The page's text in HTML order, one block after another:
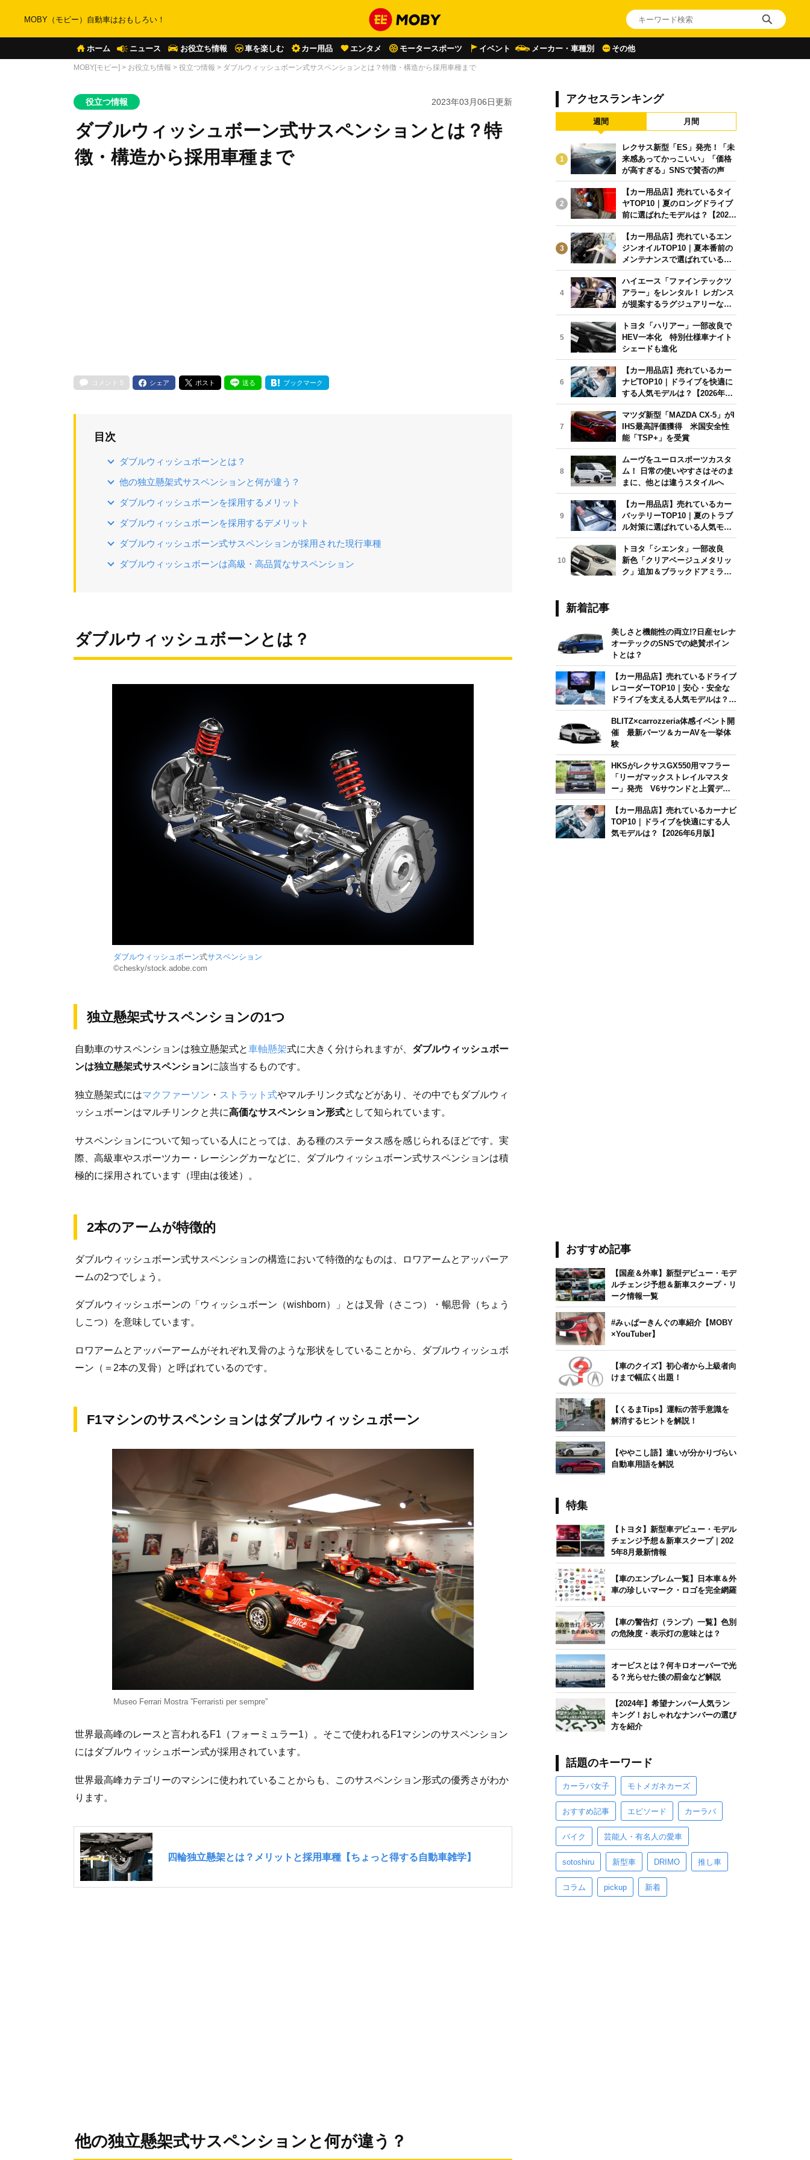
MOBY（モビー）自動車はおもしろい！
ホーム ニュース お役立ち情報 車を楽しむ カー用品 エンタメ モータースポーツ イベント メーカー・車種別 その他
MOBY[モビー] > お役立ち情報 > 役立つ情報 > ダブルウィッシュボーン式サスペンションとは？特徴・構造から採用車種まで
役立つ情報 2023年03月06日更新
ダブルウィッシュボーン式サスペンションとは？特
徴・構造から採用車種まで
コメント 5 シェア ポスト 送る ブックマーク
目次
ダブルウィッシュボーンとは？
他の独立懸架式サスペンションと何が違う？
ダブルウィッシュボーンを採用するメリット
ダブルウィッシュボーンを採用するデメリット
ダブルウィッシュボーン式サスペンションが採用された現行車種
ダブルウィッシュボーンは高級・高品質なサスペンション
ダブルウィッシュボーンとは？
ダブルウィッシュボーン式サスペンション
©chesky/stock.adobe.com
独立懸架式サスペンションの1つ
自動車のサスペンションは独立懸架式と車軸懸架式に大きく分けられますが、 ダブルウィッシュボー
ンは独立懸架式サスペンションに該当するものです。
独立懸架式にはマクファーソン ・ ストラット式やマルチリンク式などがあり、その中でもダブルウィ
ッシュボーンはマルチリンクと共に高価なサスペンション形式として知られています。
サスペンションについて知っている人にとっては、ある種のステータス感を感じられるほどです。実
際、高級車やスポーツカー・レーシングカーなどに、ダブルウィッシュボーン式サスペンションは積
極的に採用されています（理由は後述）。
2本のアームが特徴的
ダブルウィッシュボーン式サスペンションの構造において特徴的なものは、ロワアームとアッパーア
ームの2つでしょう。
ダブルウィッシュボーンの「ウィッシュボーン（wishborn）」とは叉骨（さこつ）・暢思骨（ちょう
しこつ）を意味しています。
ロワアームとアッパーアームがそれぞれ叉骨のような形状をしていることから、ダブルウィッシュボ
ーン（＝2本の叉骨）と呼ばれているのです。
F1マシンのサスペンションはダブルウィッシュボーン
Museo Ferrari Mostra ”Ferraristi per sempre”
世界最高峰のレースと言われるF1（フォーミュラー1）。そこで使われるF1マシンのサスペンション
にはダブルウィッシュボーン式が採用されています。
世界最高峰カテゴリーのマシンに使われていることからも、このサスペンション形式の優秀さがわか
ります。
他の独立懸架式サスペンションと何が違う？
アクセスランキング
週間 月間
1
レクサス新型「ES」発売！「未
来感あってかっこいい」「価格
が高すぎる」SNSで賛否の声
2
【カー用品店】売れているタイ
ヤTOP10｜夏のロングドライブ
前に選ばれたモデルは？【2026
年6月版】
3
【カー用品店】売れているエン
ジンオイルTOP10｜夏本番前の
メンテナンスで選ばれている人
気モデルは？【2026年6月版】
4
ハイエース「ファインテックツ
アラー」をレンタル！ レガンス
が提案するラグジュアリーな移
動体験
5
トヨタ「ハリアー」一部改良で
HEV一本化 特別仕様車ナイト
シェードも進化
6
【カー用品店】売れているカー
ナビTOP10｜ドライブを快適に
する人気モデルは？【2026年6
月版】
7
マツダ新型「MAZDA CX-5」がI
IHS最高評価獲得 米国安全性
能「TSP+」を受賞
8
ムーヴをユーロスポーツカスタ
ム！ 日常の使いやすさはそのま
まに、他とは違うスタイルへ
9
【カー用品店】売れているカー
バッテリーTOP10｜夏のトラブ
ル対策に選ばれている人気モデ
ルは？【2026年6月版】
10
トヨタ「シエンタ」一部改良
新色「クリアベージュメタリッ
ク」追加＆ブラックドアミラー
新着記事
美しさと機能性の両立!?日産セレナ
オーテックのSNSでの絶賛ポイン
トとは？
【カー用品店】売れているドライブ
レコーダーTOP10｜安心・安全な
ドライブを支える人気モデルは？
【2026年6月版】
BLITZ×carrozzeria体感イベント開
催 最新パーツ＆カーAVを一挙体
験
HKSがレクサスGX550用マフラー
「リーガマックストレイルマスタ
ー」発売 V6サウンドと上質デザ
インを両立
【カー用品店】売れているカーナビ
TOP10｜ドライブを快適にする人
気モデルは？【2026年6月版】
おすすめ記事
【国産＆外車】新型デビュー・モデ
ルチェンジ予想＆新車スクープ・リ
ーク情報一覧
#みぃぱーきんぐの車紹介【MOBY
×YouTuber】
【車のクイズ】初心者から上級者向
けまで幅広く出題！
【くるまTips】運転の苦手意識を
解消するヒントを解説！
【ややこし語】違いが分かりづらい
自動車用語を解説
特集
【トヨタ】新型車デビュー・モデル
チェンジ予想＆新車スクープ｜202
5年8月最新情報
【車のエンブレム一覧】日本車＆外
車の珍しいマーク・ロゴを完全網羅
【車の警告灯（ランプ）一覧】色別
の危険度・表示灯の意味とは？
オービスとは？何キロオーバーで光
る？光らせた後の罰金など解説
【2024年】希望ナンバー人気ラン
キング！おしゃれなナンバーの選び
方を紹介
話題のキーワード
カーラバ女子 モトメガネカーズ
おすすめ記事 エピソード カーラバ
バイク 芸能人・有名人の愛車
sotoshiru 新型車 DRIMO 推し車
コラム pickup 新着